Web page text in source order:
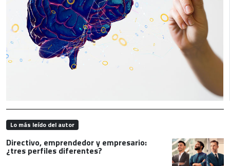
Lo más leído del autor
Directivo, emprendedor y empresario:
¿tres perfiles diferentes?